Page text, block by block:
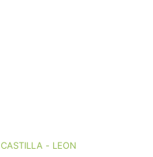
CASTILLA - LEON